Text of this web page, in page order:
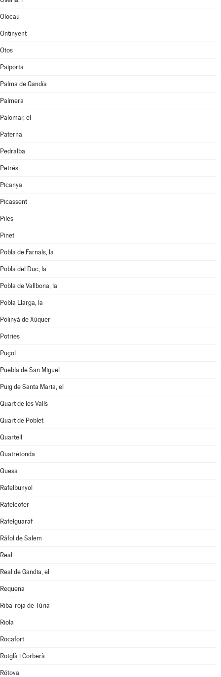
Olocau
Ontinyent
Otos
Paiporta
Palma de Gandía
Palmera
Palomar, el
Paterna
Pedralba
Petrés
Picanya
Picassent
Piles
Pinet
Pobla de Farnals, la
Pobla del Duc, la
Pobla de Vallbona, la
Pobla Llarga, la
Polinyà de Xúquer
Potries
Puçol
Puebla de San Miguel
Puig de Santa Maria, el
Quart de les Valls
Quart de Poblet
Quartell
Quatretonda
Quesa
Rafelbunyol
Rafelcofer
Rafelguaraf
Ráfol de Salem
Real
Real de Gandia, el
Requena
Riba-roja de Túria
Riola
Rocafort
Rotglà i Corberà
Rótova